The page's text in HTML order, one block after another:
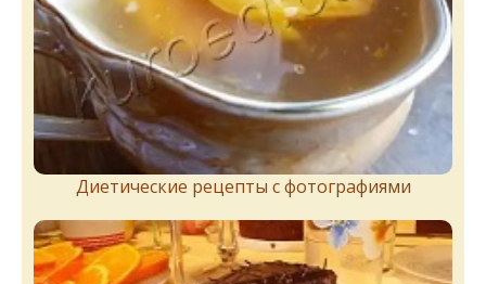
Диетические рецепты с фотографиями